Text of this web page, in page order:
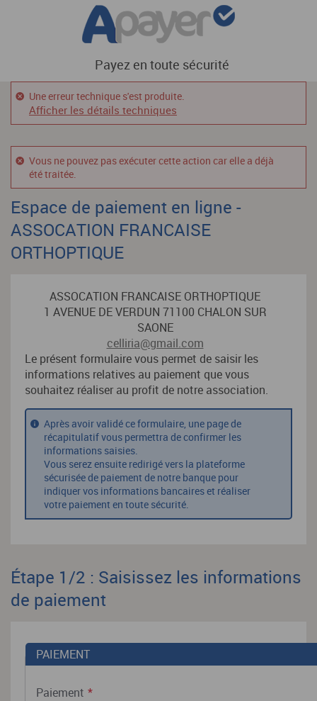
Payez en toute sécurité
Une erreur technique s'est produite.
Afficher les détails techniques
Vous ne pouvez pas exécuter cette action car elle a déjà
été traitée.
Espace de paiement en ligne -
ASSOCATION FRANCAISE
ORTHOPTIQUE
ASSOCATION FRANCAISE ORTHOPTIQUE
1 AVENUE DE VERDUN 71100 CHALON SUR
SAONE
celliria@gmail.com
Le présent formulaire vous permet de saisir les
informations relatives au paiement que vous
souhaitez réaliser au profit de notre association.
Après avoir validé ce formulaire, une page de
récapitulatif vous permettra de confirmer les
informations saisies.
Vous serez ensuite redirigé vers la plateforme
sécurisée de paiement de notre banque pour
indiquer vos informations bancaires et réaliser
votre paiement en toute sécurité.
Étape 1/2 : Saisissez les informations
de paiement
PAIEMENT
Paiement *